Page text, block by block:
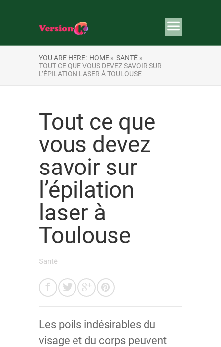
YOU ARE HERE: HOME » SANTÉ »
TOUT CE QUE VOUS DEVEZ SAVOIR SUR
L’ÉPILATION LASER À TOULOUSE
Tout ce que
vous devez
savoir sur
l’épilation
laser à
Toulouse
Santé
Les poils indésirables du
visage et du corps peuvent